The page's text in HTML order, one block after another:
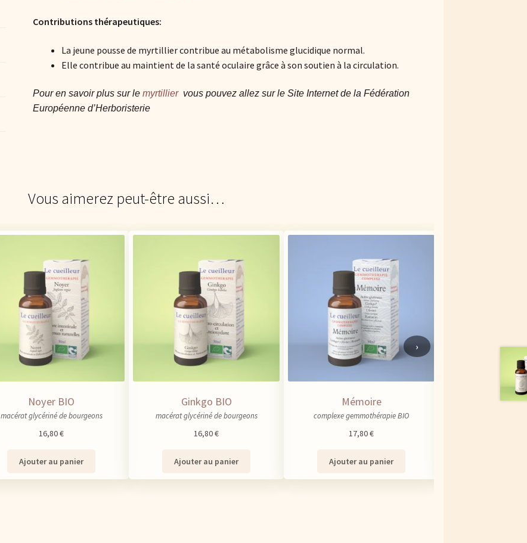
Contributions thérapeutiques:
La jeune pousse de myrtillier contribue au métabolisme glucidique normal.
Elle contribue au maintient de la santé oculaire grâce à son soutien à la circulation.
Pour en savoir plus sur le myrtilliervous pouvez allez sur le Site Internet de la Fédération
Européenne d’Herboristerie
Vous aimerez peut-être aussi…
Noyer BIO
macérat glycériné de bourgeons
16,80€
Ajouter au panier
Ginkgo BIO
macérat glycériné de bourgeons
16,80€
Ajouter au panier
Mémoire
complexe gemmothérapie BIO
17,80€
Ajouter au panier
Sorbier
›